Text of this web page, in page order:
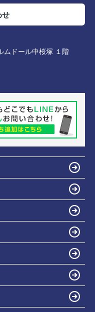
せ
ムドール中桜塚 １階